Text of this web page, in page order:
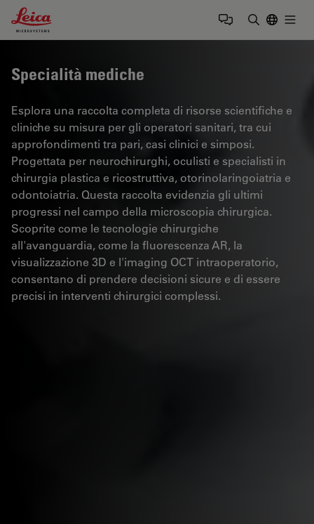
Leica Microsystems Logo
Specialità mediche
Esplora una raccolta completa di risorse scientifiche e
cliniche su misura per gli operatori sanitari, tra cui
approfondimenti tra pari, casi clinici e simposi.
Progettata per neurochirurghi, oculisti e specialisti in
chirurgia plastica e ricostruttiva, otorinolaringoiatria e
odontoiatria. Questa raccolta evidenzia gli ultimi
progressi nel campo della microscopia chirurgica.
Scoprite come le tecnologie chirurgiche
all'avanguardia, come la fluorescenza AR, la
visualizzazione 3D e l'imaging OCT intraoperatorio,
consentano di prendere decisioni sicure e di essere
precisi in interventi chirurgici complessi.